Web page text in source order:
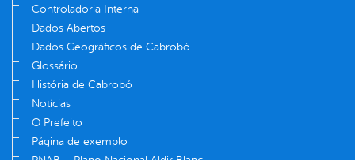
Controladoria Interna
Dados Abertos
Dados Geográficos de Cabrobó
Glossário
História de Cabrobó
Notícias
O Prefeito
Página de exemplo